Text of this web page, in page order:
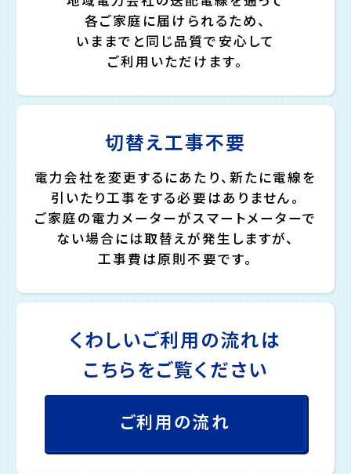
各ご家庭に届けられるため、
いままでと同じ品質で安心して
ご利用いただけます。
切替え工事不要
電力会社を変更するにあたり、新たに電線を
引いたり工事をする必要はありません。
ご家庭の電力メーターがスマートメーターで
ない場合には取替えが発生しますが、
工事費は原則不要です。
くわしいご利用の流れは
こちらをご覧ください
ご利用の流れ